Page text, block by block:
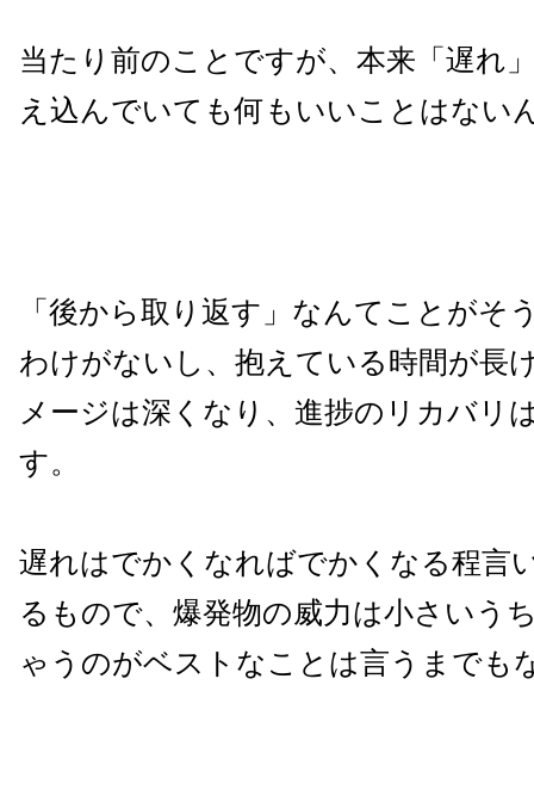
当たり前のことですが、本来「遅れ
え込んでいても何もいいことはない
「後から取り返す」なんてことがそ
わけがないし、抱えている時間が長
メージは深くなり、進捗のリカバリ
す。
遅れはでかくなればでかくなる程言
るもので、爆発物の威力は小さいう
ゃうのがベストなことは言うまでも